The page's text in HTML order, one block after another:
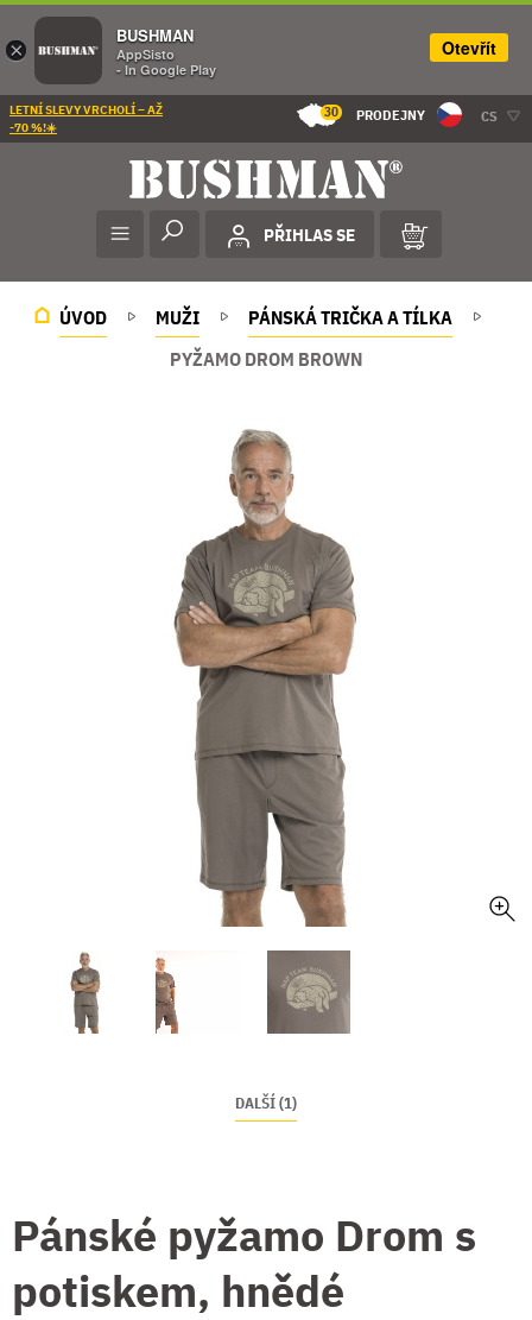
LETNÍ SLEVY VRCHOLÍ – AŽ
-70 %!☀️
30 PRODEJNY CS
PŘIHLAS SE
ÚVOD MUŽI
PÁNSKÁ TRIČKA A TÍLKA
PYŽAMO DROM BROWN
DALŠÍ (1)
Pánské pyžamo Drom s
potiskem, hnědé
×
BUSHMAN
AppSisto
- In Google Play
Otevřít